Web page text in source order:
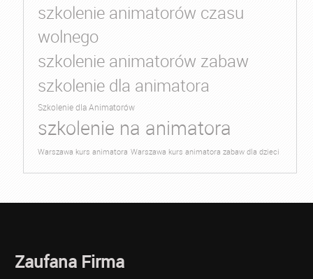
szkolenie animatorów czasu
wolnego
szkolenie animatorów zabaw
szkolenie dla animatora
Szkolenie dla Animatorów
szkolenie na animatora
Warszawa kurs animatora Warszawa kurs animatora zabaw dla dzieci
Zaufana Firma